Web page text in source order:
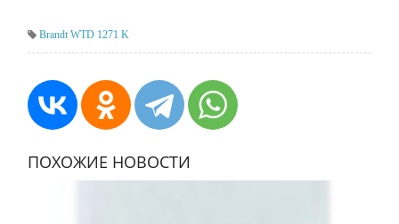
Brandt WTD 1271 K
ПОХОЖИЕ НОВОСТИ